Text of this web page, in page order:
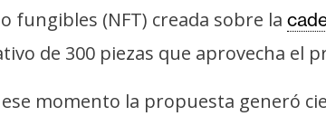
fungibles (NFT) creada sobre la
de 300 piezas que aprovecha el
momento la propuesta generó